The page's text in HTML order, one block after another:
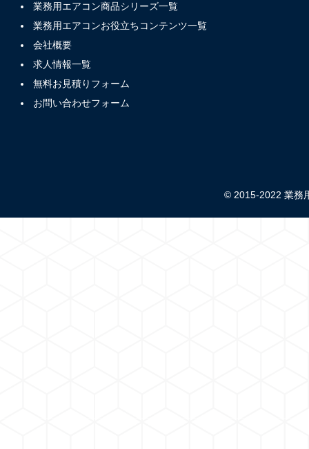
業務用エアコン商品シリーズ一覧
業務用エアコンお役立ちコンテンツ一覧
会社概要
求人情報一覧
無料お見積りフォーム
お問い合わせフォーム
© 2015-2022 業務